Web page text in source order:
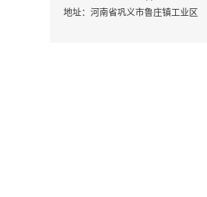
地址：河南省巩义市鲁庄镇工业区